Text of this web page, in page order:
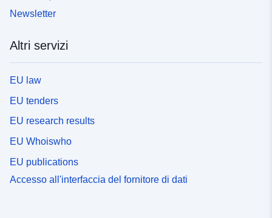
Newsletter
Altri servizi
EU law
EU tenders
EU research results
EU Whoiswho
EU publications
Accesso all'interfaccia del fornitore di dati